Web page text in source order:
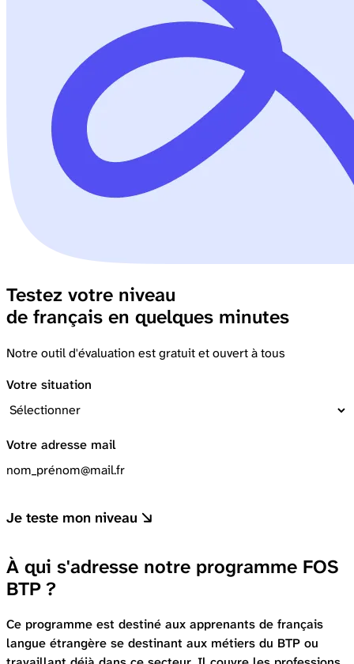
Testez votre niveau
de français en quelques minutes
Notre outil d'évaluation est gratuit et ouvert à tous
Votre situation
Votre adresse mail
Je teste mon niveau
À qui s'adresse notre programme FOS
BTP ?
Ce programme est destiné aux apprenants de français
langue étrangère se destinant aux métiers du BTP ou